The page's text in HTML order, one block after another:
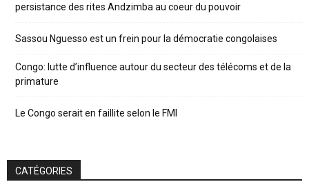
persistance des rites Andzimba au coeur du pouvoir
Sassou Nguesso est un frein pour la démocratie congolaises
Congo: lutte d’influence autour du secteur des télécoms et de la
primature
Le Congo serait en faillite selon le FMI
CATÉGORIES